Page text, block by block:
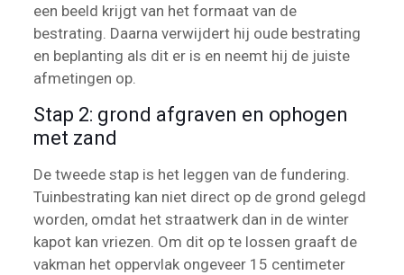
een beeld krijgt van het formaat van de
bestrating. Daarna verwijdert hij oude bestrating
en beplanting als dit er is en neemt hij de juiste
afmetingen op.
Stap 2: grond afgraven en ophogen
met zand
De tweede stap is het leggen van de fundering.
Tuinbestrating kan niet direct op de grond gelegd
worden, omdat het straatwerk dan in de winter
kapot kan vriezen. Om dit op te lossen graaft de
vakman het oppervlak ongeveer 15 centimeter